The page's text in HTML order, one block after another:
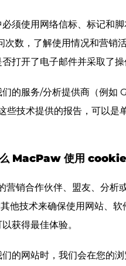
须使用网络信标、标记和
数，了解使用情况和营销
打开了电子邮件并采取了操
的服务/分析提供商（例如
些技术提供的报告，可以是
MacPaw 使用
营销合作伙伴、盟友、分析
他技术来确保使用网站、软
获得最佳体验。
的网站时，我们会在您的